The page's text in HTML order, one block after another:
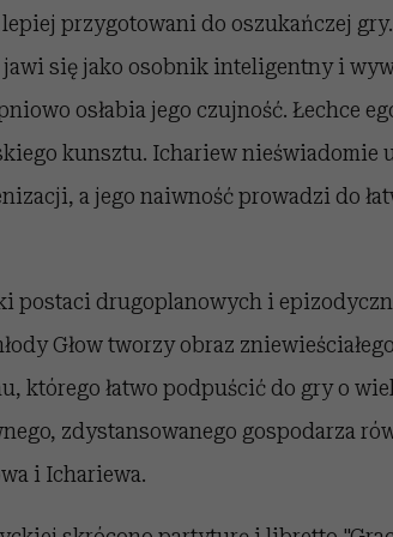
przygotowani do oszukańczej
się jako osobnik inteligentny i
osłabia jego czujność. Łechce
kunsztu. Ichariew nieświadomie
a jego naiwność prowadzi do
postaci drugoplanowych i
Głow tworzy obraz
którego łatwo podpuścić do gry o
zdystansowanego gospodarza
i Ichariewa.